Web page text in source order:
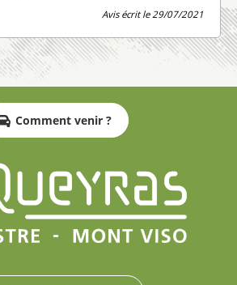
Avis écrit le 29/07/2021
Comment venir ?